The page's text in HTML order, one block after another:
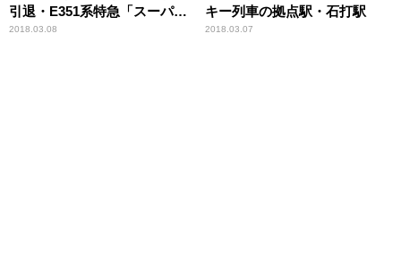
引退・E351系特急「スーパー
あずさ」
2018.03.08
キー列車の拠点駅・石打駅
2018.03.07